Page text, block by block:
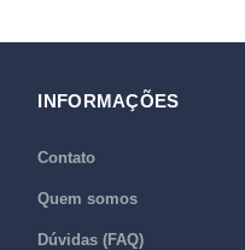
INFORMAÇÕES
Contato
Quem somos
Dúvidas (FAQ)